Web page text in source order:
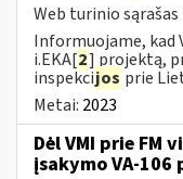
Web turinio sąrašas
Informuojame, kad
i.EKA[2] projektą,
inspekcijos prie
Metai: 2023
Dėl VMI prie FM
įsakymo VA-